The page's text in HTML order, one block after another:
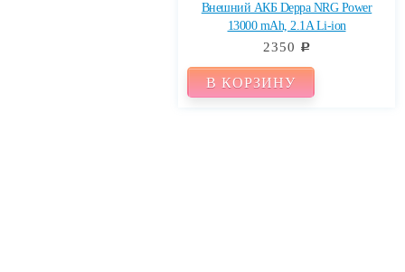
Внешний АКБ Deppa NRG Power
13000 mAh, 2.1A Li-ion
2350 c
В КОРЗИНУ